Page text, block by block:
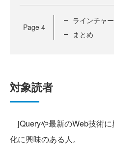
Page 4
ラインチャ
まとめ
対象読者
jQueryや最新のWeb技術
化に興味のある人。